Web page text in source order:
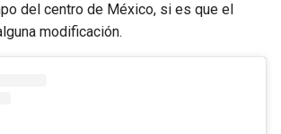
del centro de México, si es que el
modificación.